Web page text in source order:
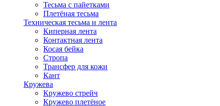
Тесьма с пайетками
Плетёная тесьма
Техническая тесьма и лента
Киперная лента
Контактная лента
Косая бейка
Стропа
Трансфер для кожи
Кант
Кружева
Кружево стрейч
Кружево плетёное